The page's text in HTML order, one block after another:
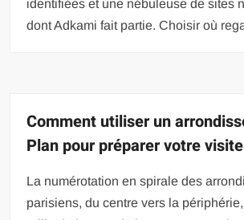
identifiées et une nébuleuse de sites
dont Adkami fait partie. Choisir où
Comment utiliser un
Plan pour préparer votre
La numérotation en spirale des
parisiens, du centre vers la